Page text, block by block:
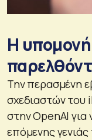
Η υπομονή
Την περασμένη
σχεδιαστών του
στην OpenAI για
επόμενης